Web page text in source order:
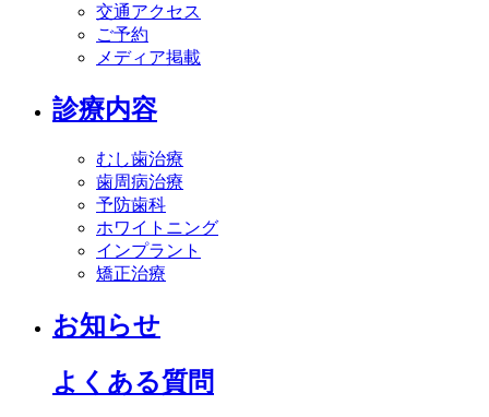
交通アクセス
ご予約
メディア掲載
診療内容
むし歯治療
歯周病治療
予防歯科
ホワイトニング
インプラント
矯正治療
お知らせ
よくある質問